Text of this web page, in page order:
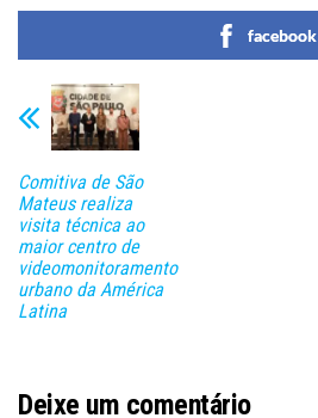
facebook
Comitiva de São
Mateus realiza
visita técnica ao
maior centro de
videomonitoramento
urbano da América
Latina
Deixe um comentário